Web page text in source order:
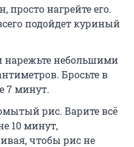
просто нагрейте его.
подойдет куриный
нарежьте небольшими
Бросьте в
7 минут.
рис. Варите всё
10 минут,
чтобы рис не